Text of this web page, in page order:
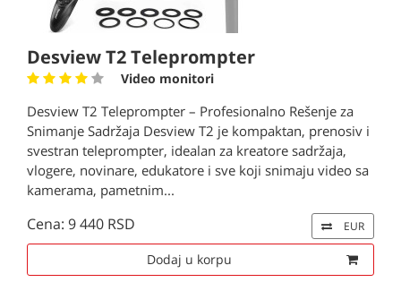
Desview T2 Teleprompter
Video monitori
Desview T2 Teleprompter – Profesionalno Rešenje za
Snimanje Sadržaja Desview T2 je kompaktan, prenosiv i
svestran teleprompter, idealan za kreatore sadržaja,
vlogere, novinare, edukatore i sve koji snimaju video sa
kamerama, pametnim...
Cena: 9 440 RSD EUR
Dodaj u korpu